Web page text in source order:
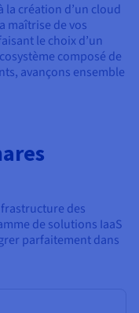
la création d’un cloud
maîtrise de vos
le choix d’un
composé de
avançons ensemble
des
de solutions IaaS
parfaitement dans